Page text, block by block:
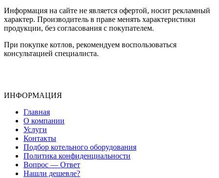
Информация на сайте не является офертой, носит рекламный
характер. Производитель в праве менять характеристики
продукции, без согласования с покупателем.
При покупке котлов, рекомендуем воспользоваться
консультацией специалиста.
ИНФОРМАЦИЯ
Главная
О компании
Услуги
Контакты
Подбор котельного оборудования
Политика конфиденциальности
Вопрос — Ответ
Нашли дешевле?